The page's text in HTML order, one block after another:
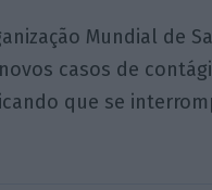
Mundial de
casos de
que se